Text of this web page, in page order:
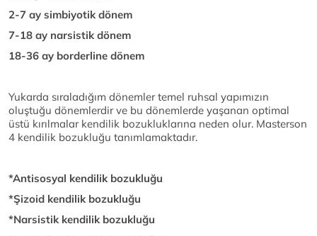
2-7 ay simbiyotik dönem
7-18 ay narsistik dönem
18-36 ay borderline dönem
Yukarda sıraladığım dönemler temel ruhsal yapımızın
oluştuğu dönemlerdir ve bu dönemlerde yaşanan optimal
üstü kırılmalar kendilik bozukluklarına neden olur. Masterson
4 kendilik bozukluğu tanımlamaktadır.
*Antisosyal kendilik bozukluğu
*Şizoid kendilik bozukluğu
*Narsistik kendilik bozukluğu